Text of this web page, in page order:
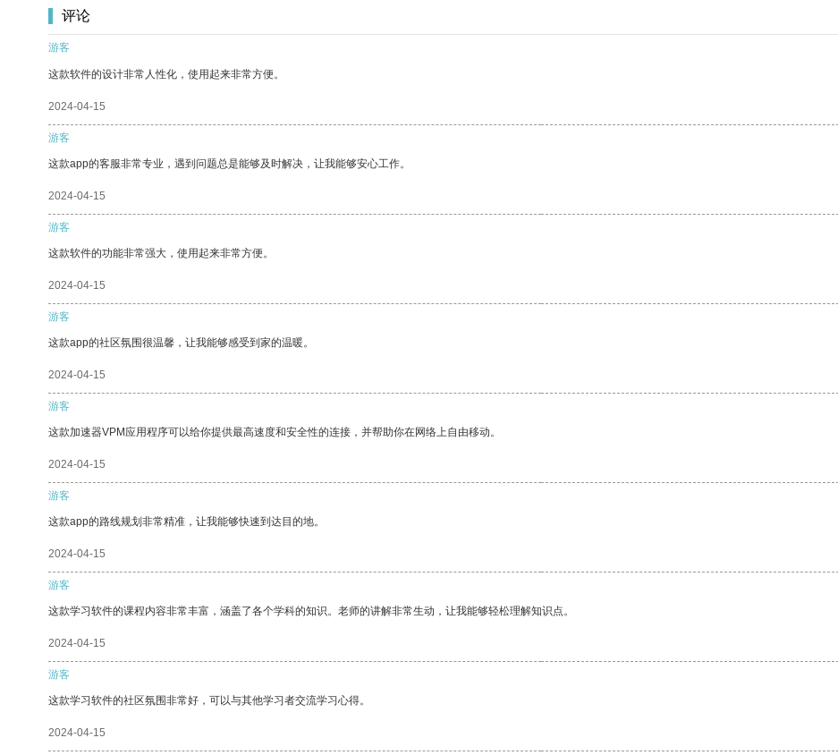
评论
游客
这款软件的设计非常人性化，使用起来非常方便。
2024-04-15
游客
这款app的客服非常专业，遇到问题总是能够及时解决，让我能够安心工作。
2024-04-15
游客
这款软件的功能非常强大，使用起来非常方便。
2024-04-15
游客
这款app的社区氛围很温馨，让我能够感受到家的温暖。
2024-04-15
游客
这款加速器VPM应用程序可以给你提供最高速度和安全性的连接，并帮助你在网络上自由移动。
2024-04-15
游客
这款app的路线规划非常精准，让我能够快速到达目的地。
2024-04-15
游客
这款学习软件的课程内容非常丰富，涵盖了各个学科的知识。老师的讲解非常生动，让我能够轻松理解知识点。
2024-04-15
游客
这款学习软件的社区氛围非常好，可以与其他学习者交流学习心得。
2024-04-15